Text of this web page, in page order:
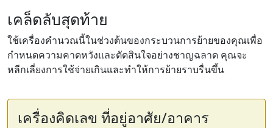
เคล็ดลับสุดท้าย
ใช้เครื่องคำนวณนี้ในช่วงต้นของกระบวนการย้ายของคุณเพื่อ
กำหนดความคาดหวังและตัดสินใจอย่างชาญฉลาด คุณจะ
หลีกเลี่ยงการใช้จ่ายเกินและทำให้การย้ายราบรื่นขึ้น
เครื่องคิดเลข ที่อยู่อาศัย/อาคาร